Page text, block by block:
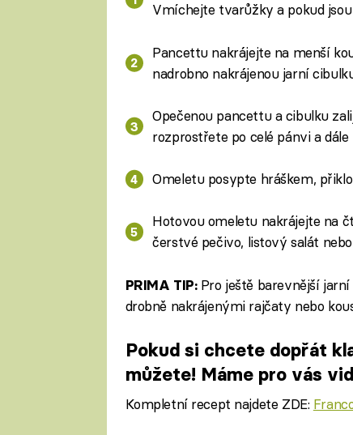
Vmíchejte tvarůžky a pokud
Pancettu nakrájejte na menší
nadrobno nakrájenou jarní
Opečenou pancettu a cibulku
rozprostřete po celé pánvi a
Omeletu posypte hráškem,
Hotovou omeletu nakrájejte na
čerstvé pečivo, listový salát
PRIMA TIP: Pro ještě barevnější
drobně nakrájenými rajčaty nebo
Pokud si chcete dopřát
můžete! Máme pro vás
Kompletní recept najdete ZDE: